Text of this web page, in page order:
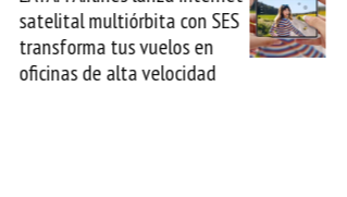
satelital multiórbita con SES
transforma tus vuelos en
oficinas de alta velocidad